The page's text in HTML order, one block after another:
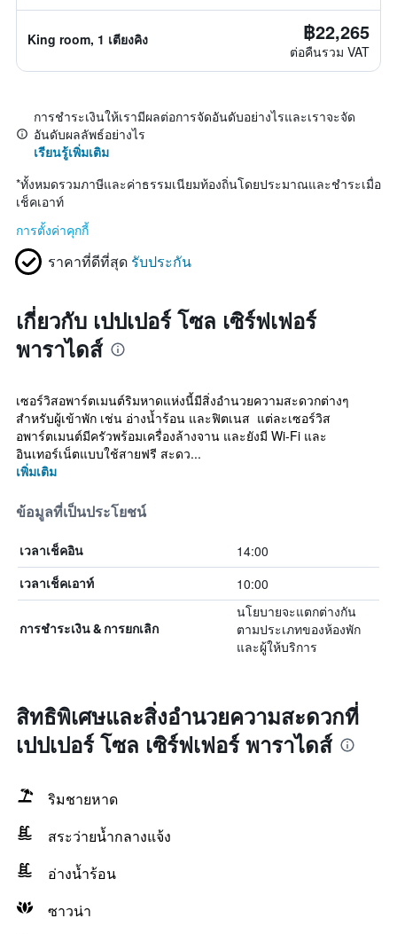
King room, 1 เตียงคิง ฿22,265
ต่อคืนรวม VAT
การชำระเงินให้เรามีผลต่อการจัดอันดับอย่างไรและเราจะจัด
อันดับผลลัพธ์อย่างไร
เรียนรู้เพิ่มเติม
*ทั้งหมดรวมภาษีและค่าธรรมเนียมท้องถิ่นโดยประมาณและชำระเมื่อ
เช็คเอาท์
การตั้งค่าคุกกี้
ราคาที่ดีที่สุด รับประกัน
เกี่ยวกับ เปปเปอร์ โซล เซิร์ฟเฟอร์
พาราไดส์
เซอร์วิสอพาร์ตเมนต์ริมหาดแห่งนี้มีสิ่งอำนวยความสะดวกต่างๆ
สำหรับผู้เข้าพัก เช่น อ่างน้ำร้อน และฟิตเนส แต่ละเซอร์วิส
อพาร์ตเมนต์มีครัวพร้อมเครื่องล้างจาน และยังมี Wi-Fi และ
อินเทอร์เน็ตแบบใช้สายฟรี สะดว...
เพิ่มเติม
ข้อมูลที่เป็นประโยชน์
เวลาเช็คอิน 14:00
เวลาเช็คเอาท์ 10:00
การชำระเงิน & การยกเลิก
นโยบายจะแตกต่างกัน
ตามประเภทของห้องพัก
และผู้ให้บริการ
สิทธิพิเศษและสิ่งอำนวยความสะดวกที่
เปปเปอร์ โซล เซิร์ฟเฟอร์ พาราไดส์
ริมชายหาด
สระว่ายน้ำกลางแจ้ง
อ่างน้ำร้อน
ซาวน่า